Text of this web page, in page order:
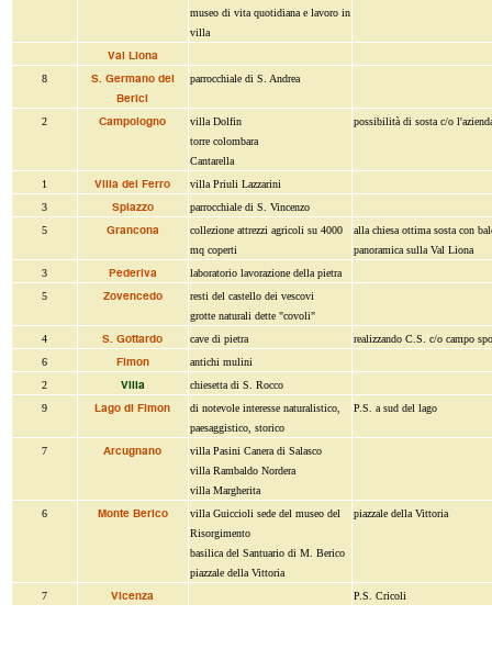
museo di vita quotidiana e lavoro in
villa
Val Liona
8
S. Germano dei
Berici
parrocchiale di S. Andrea
2 Campologno
villa Dolfin
torre colombara
Cantarella
possibilità di sosta c/o
1 Villa del Ferro
villa Priuli Lazzarini
3
Spiazzo
parrocchiale di S. Vincenzo
5
Grancona
collezione attrezzi agricoli su 4000
mq coperti
alla chiesa ottima sosta con
panoramica sulla Val Liona
3
Pederiva
laboratorio lavorazione della pietra
5
Zovencedo
resti del castello dei vescovi
grotte naturali dette "covoli"
4
S. Gottardo cave di pietra
realizzando C.S. c/o campo
6
Fimon
antichi mulini
2
Villa
chiesetta di S. Rocco
9
Lago di Fimon
di notevole interesse naturalistico,
paesaggistico, storico
P.S. a sud del lago
7 Arcugnano
villa Pasini Canera di Salasco
villa Rambaldo Nordera
villa Margherita
6
Monte Berico
villa Guiccioli sede del museo del
Risorgimento
basilica del Santuario di M. Berico
piazzale della Vittoria
piazzale della Vittoria
7 Vicenza P.S. Cricoli